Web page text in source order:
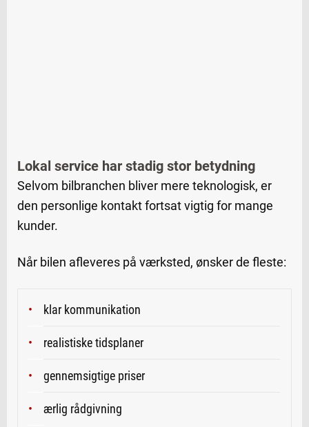
Lokal service har stadig stor betydning
Selvom bilbranchen bliver mere teknologisk, er
den personlige kontakt fortsat vigtig for mange
kunder.
Når bilen afleveres på værksted, ønsker de fleste:
klar kommunikation
realistiske tidsplaner
gennemsigtige priser
ærlig rådgivning